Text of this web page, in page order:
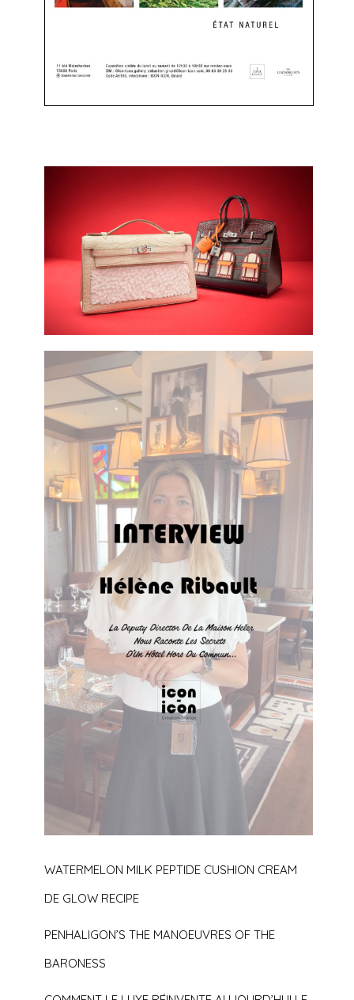
WATERMELON MILK PEPTIDE CUSHION CREAM
DE GLOW RECIPE
PENHALIGON’S THE MANOEUVRES OF THE
BARONESS